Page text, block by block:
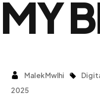
MY
Malek Mwlhi
2025